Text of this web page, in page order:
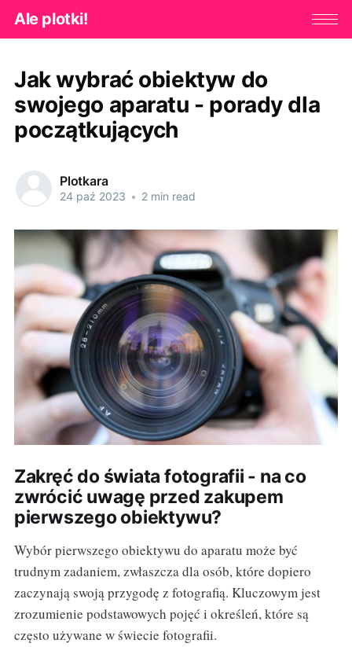
Ale plotki!
Jak wybrać obiektyw do
swojego aparatu - porady dla
początkujących
Plotkara
24 paź 2023 • 2 min read
Zakręć do świata fotografii - na co
zwrócić uwagę przed zakupem
pierwszego obiektywu?
Wybór pierwszego obiektywu do aparatu może być
trudnym zadaniem, zwłaszcza dla osób, które dopiero
zaczynają swoją przygodę z fotografią. Kluczowym jest
zrozumienie podstawowych pojęć i określeń, które są
często używane w świecie fotografii.